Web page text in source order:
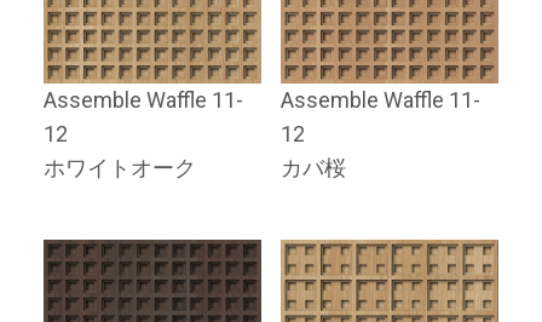
Assemble Waffle 11-
12
ホワイトオーク
Assemble Waffle 11-
12
カバ桜